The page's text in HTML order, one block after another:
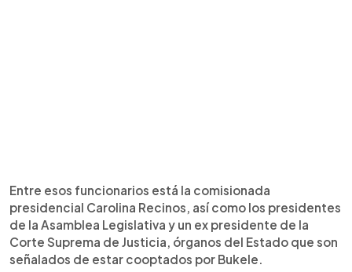
Entre esos funcionarios está la comisionada
presidencial Carolina Recinos, así como los presidentes
de la Asamblea Legislativa y un ex presidente de la
Corte Suprema de Justicia, órganos del Estado que son
señalados de estar cooptados por Bukele.